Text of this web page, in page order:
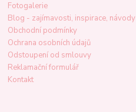
Fotogalerie
Blog - zajímavosti, inspirace, návody
Obchodní podmínky
Ochrana osobních údajů
Odstoupení od smlouvy
Reklamační formulář
Kontakt